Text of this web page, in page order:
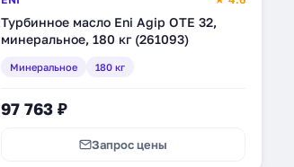
Турбинное масло Eni Agip OTE 32,
минеральное, 180 кг (261093)
Минеральное 180 кг
97 763 ₽
Запрос цены